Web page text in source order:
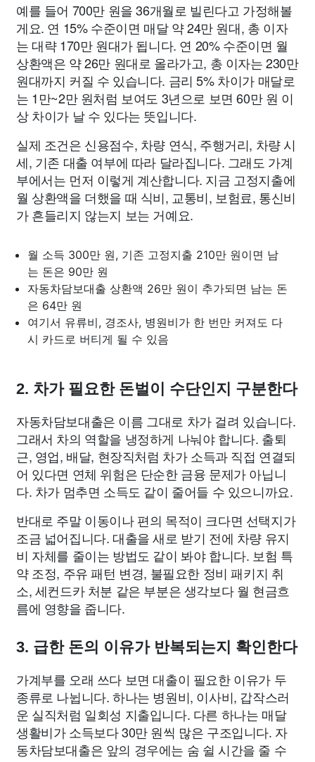
예를 들어 700만 원을 36개월로 빌린다고 가정해볼
게요. 연 15% 수준이면 매달 약 24만 원대, 총 이자
는 대략 170만 원대가 됩니다. 연 20% 수준이면 월
상환액은 약 26만 원대로 올라가고, 총 이자는 230만
원대까지 커질 수 있습니다. 금리 5% 차이가 매달로
는 1만~2만 원처럼 보여도 3년으로 보면 60만 원 이
상 차이가 날 수 있다는 뜻입니다.
실제 조건은 신용점수, 차량 연식, 주행거리, 차량 시
세, 기존 대출 여부에 따라 달라집니다. 그래도 가계
부에서는 먼저 이렇게 계산합니다. 지금 고정지출에
월 상환액을 더했을 때 식비, 교통비, 보험료, 통신비
가 흔들리지 않는지 보는 거예요.
월 소득 300만 원, 기존 고정지출 210만 원이면 남
는 돈은 90만 원
자동차담보대출 상환액 26만 원이 추가되면 남는 돈
은 64만 원
여기서 유류비, 경조사, 병원비가 한 번만 커져도 다
시 카드로 버티게 될 수 있음
2. 차가 필요한 돈벌이 수단인지 구분한다
자동차담보대출은 이름 그대로 차가 걸려 있습니다.
그래서 차의 역할을 냉정하게 나눠야 합니다. 출퇴
근, 영업, 배달, 현장직처럼 차가 소득과 직접 연결되
어 있다면 연체 위험은 단순한 금융 문제가 아닙니
다. 차가 멈추면 소득도 같이 줄어들 수 있으니까요.
반대로 주말 이동이나 편의 목적이 크다면 선택지가
조금 넓어집니다. 대출을 새로 받기 전에 차량 유지
비 자체를 줄이는 방법도 같이 봐야 합니다. 보험 특
약 조정, 주유 패턴 변경, 불필요한 정비 패키지 취
소, 세컨드카 처분 같은 부분은 생각보다 월 현금흐
름에 영향을 줍니다.
3. 급한 돈의 이유가 반복되는지 확인한다
가계부를 오래 쓰다 보면 대출이 필요한 이유가 두
종류로 나뉩니다. 하나는 병원비, 이사비, 갑작스러
운 실직처럼 일회성 지출입니다. 다른 하나는 매달
생활비가 소득보다 30만 원씩 많은 구조입니다. 자
동차담보대출은 앞의 경우에는 숨 쉴 시간을 줄 수